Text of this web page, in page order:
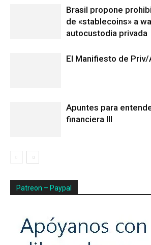
Brasil propone
de «stablecoins» a
autocustodia privada
El Manifiesto de Priv/
Apuntes para
financiera III
Patreon – Paypal